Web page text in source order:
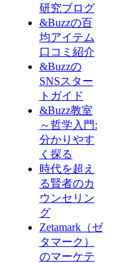
研究ブログ
&Buzzの百
均アイテム
口コミ紹介
&Buzzの
SNSスター
トガイド
&Buzz教室
～哲学入門:
分かりやす
く探る
時代を超え
る賢者のカ
ウンセリン
グ
Zetamark（ゼ
タマーク）
のマーケテ